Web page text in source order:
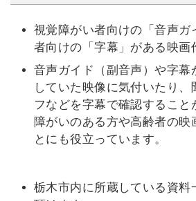
視覚障がい者向けの「音声ガ
者向けの「字幕」がある映画
音声ガイド（副音声）や字幕
していた映像に気付いたり、
フなどを字幕で確認すること
障がいのある方や高齢者の映
とにも役立っています。
栃木市内に所蔵している資料